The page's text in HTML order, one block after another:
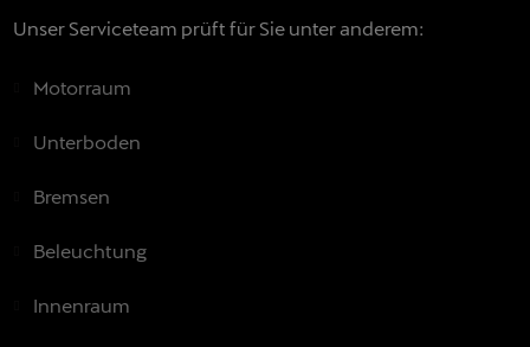
Unser Serviceteam prüft für Sie unter anderem:
Motorraum
Unterboden
Bremsen
Beleuchtung
Innenraum